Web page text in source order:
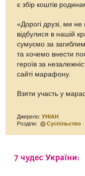
є збір коштів
«Дорогі друзі, ми
відбулися в нашій
сумуємо за
та хочемо внести
героїв за
сайті марафону.
Взяти участь у
Джерело:УНІАН
Розділи:
Суспільство